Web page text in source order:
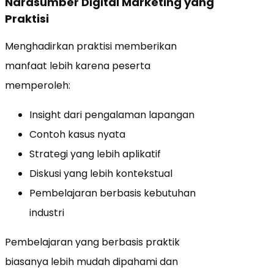
Praktisi
Menghadirkan praktisi memberikan
manfaat lebih karena peserta
memperoleh:
Insight dari pengalaman lapangan
Contoh kasus nyata
Strategi yang lebih aplikatif
Diskusi yang lebih kontekstual
Pembelajaran berbasis kebutuhan
industri
Pembelajaran yang berbasis praktik
biasanya lebih mudah dipahami dan